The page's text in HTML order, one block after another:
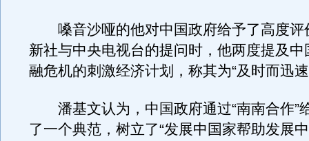
嗓音沙哑的他对中国政府给予了高度评
新社与中央电视台的提问时，他两度提及中
融危机的刺激经济计划，称其为“及时而迅
潘基文认为，中国政府通过“南南合作”
了一个典范，树立了“发展中国家帮助发展